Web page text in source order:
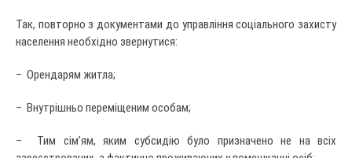
Так, повторно з документами до управління соціального захисту
населення необхідно звернутися:
– Орендарям житла;
– Внутрішньо переміщеним особам;
– Тим сім’ям, яким субсидію було призначено не на всіх